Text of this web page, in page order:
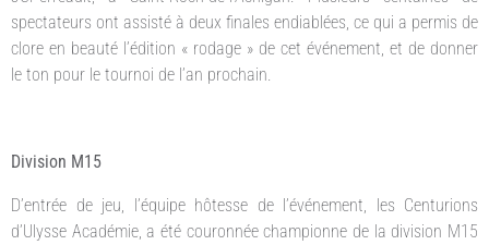
spectateurs ont assisté à deux finales endiablées, ce qui a permis de
clore en beauté l’édition « rodage » de cet événement, et de donner
le ton pour le tournoi de l’an prochain.
Division M15
D’entrée de jeu, l’équipe hôtesse de l’événement, les Centurions
d’Ulysse Académie, a été couronnée championne de la division M15